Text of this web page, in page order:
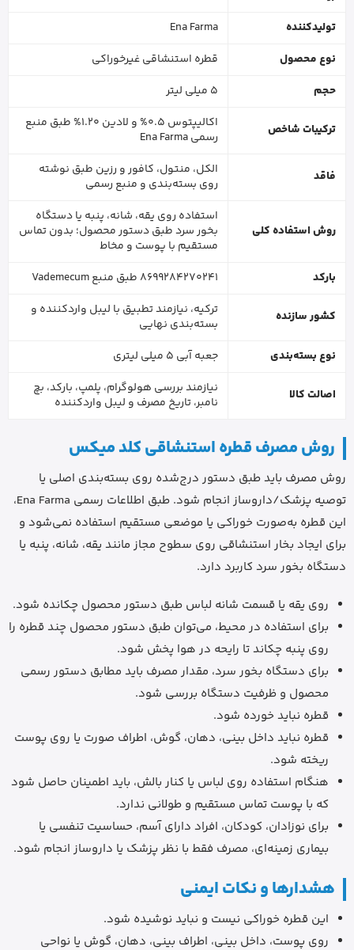
تولیدکننده
Ena Farma
نوع محصول
قطره استنشاقی غیرخوراکی
حجم
5 میلی لیتر
ترکیبات شاخص
اکالیپتوس 0.5% و لادین 1.20% طبق منبع
رسمی Ena Farma
فاقد
الکل، منتول، کافور و رزین طبق نوشته
روی بسته‌بندی و منبع رسمی
روش استفاده کلی
استفاده روی یقه، شانه، پنبه یا دستگاه
بخور سرد طبق دستور محصول؛ بدون تماس
مستقیم با پوست و مخاط
بارکد
8699284270241 طبق منبع Vademecum
کشور سازنده
ترکیه، نیازمند تطبیق با لیبل واردکننده و
بسته‌بندی نهایی
نوع بسته‌بندی
جعبه آبی 5 میلی لیتری
اصالت کالا
نیازمند بررسی هولوگرام، پلمپ، بارکد، بچ
نامبر، تاریخ مصرف و لیبل واردکننده
روش مصرف قطره استنشاقی کلد میکس
روش مصرف باید طبق دستور درج‌شده روی بسته‌بندی اصلی یا
توصیه پزشک/داروساز انجام شود. طبق اطلاعات رسمی Ena Farma،
این قطره به‌صورت خوراکی یا موضعی مستقیم استفاده نمی‌شود و
برای ایجاد بخار استنشاقی روی سطوح مجاز مانند یقه، شانه، پنبه یا
دستگاه بخور سرد کاربرد دارد.
روی یقه یا قسمت شانه لباس طبق دستور محصول چکانده شود.
برای استفاده در محیط، می‌توان طبق دستور محصول چند قطره را
روی پنبه چکاند تا رایحه در هوا پخش شود.
برای دستگاه بخور سرد، مقدار مصرف باید مطابق دستور رسمی
محصول و ظرفیت دستگاه بررسی شود.
قطره نباید خورده شود.
قطره نباید داخل بینی، دهان، گوش، اطراف صورت یا روی پوست
ریخته شود.
هنگام استفاده روی لباس یا کنار بالش، باید اطمینان حاصل شود
که با پوست تماس مستقیم و طولانی ندارد.
برای نوزادان، کودکان، افراد دارای آسم، حساسیت تنفسی یا
بیماری زمینه‌ای، مصرف فقط با نظر پزشک یا داروساز انجام شود.
هشدارها و نکات ایمنی
این قطره خوراکی نیست و نباید نوشیده شود.
روی پوست، داخل بینی، اطراف بینی، دهان، گوش یا نواحی